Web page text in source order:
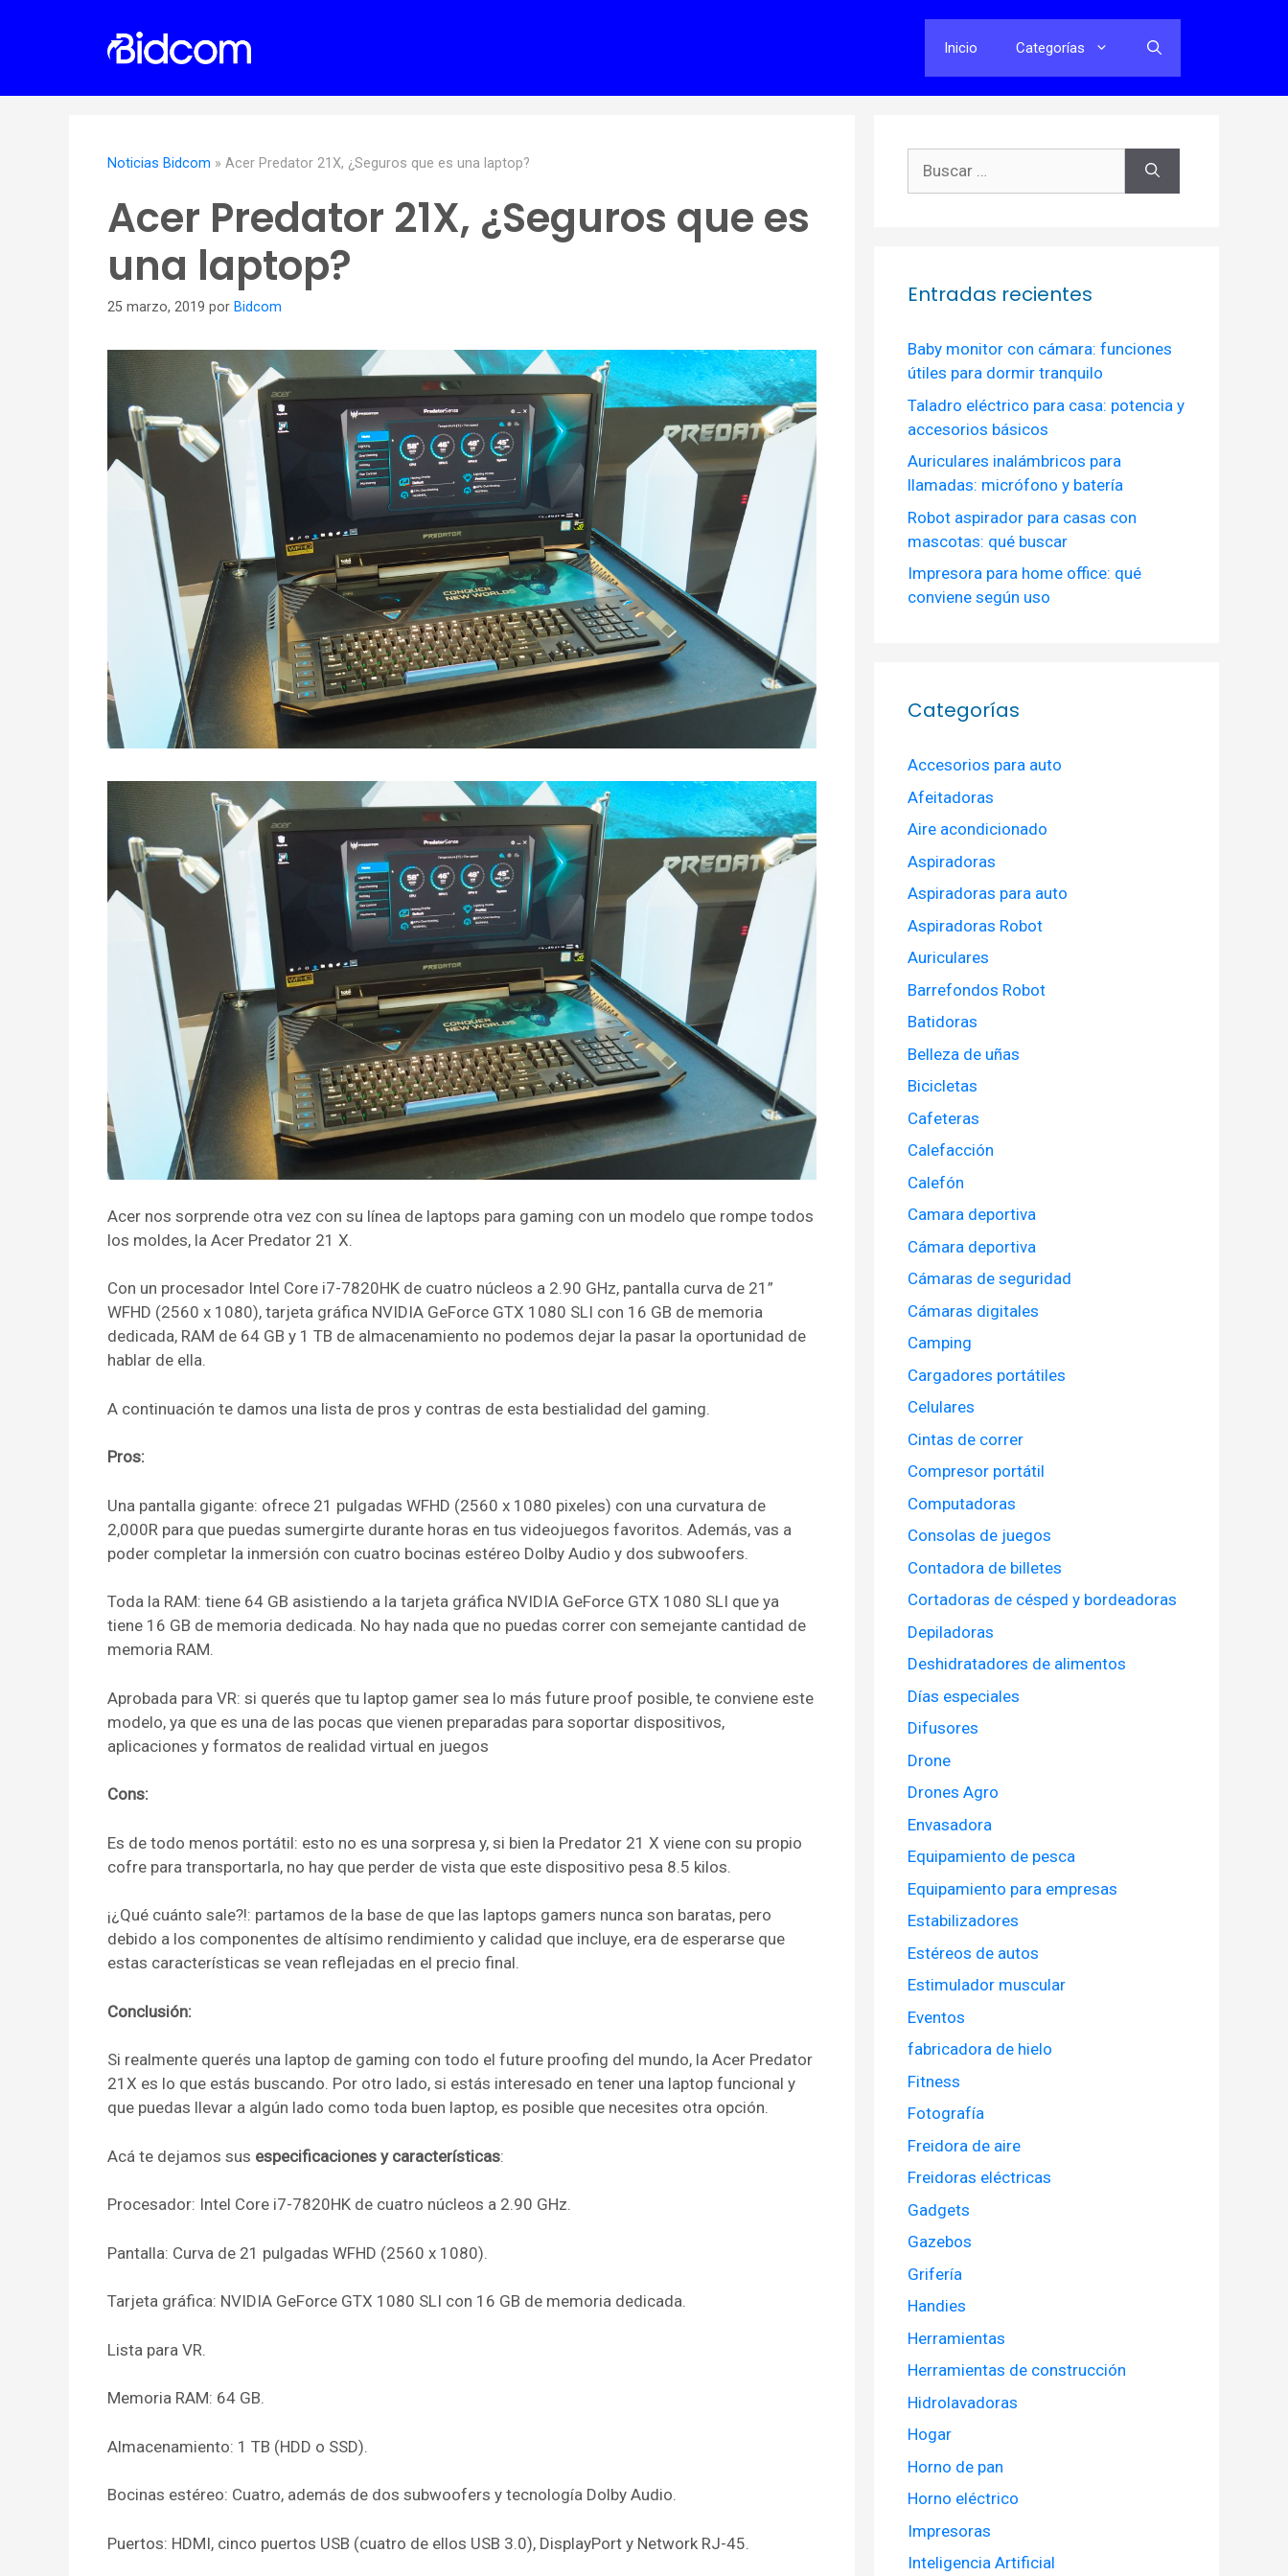
Inicio Categorías
Noticias Bidcom » Acer Predator 21X, ¿Seguros que es una laptop?
Acer Predator 21X, ¿Seguros que es
una laptop?
25 marzo, 2019 por Bidcom
Acer nos sorprende otra vez con su línea de laptops para gaming con un modelo que rompe todos
los moldes, la Acer Predator 21 X.
Con un procesador Intel Core i7-7820HK de cuatro núcleos a 2.90 GHz, pantalla curva de 21”
WFHD (2560 x 1080), tarjeta gráfica NVIDIA GeForce GTX 1080 SLI con 16 GB de memoria
dedicada, RAM de 64 GB y 1 TB de almacenamiento no podemos dejar la pasar la oportunidad de
hablar de ella.
A continuación te damos una lista de pros y contras de esta bestialidad del gaming.
Pros:
Una pantalla gigante: ofrece 21 pulgadas WFHD (2560 x 1080 pixeles) con una curvatura de
2,000R para que puedas sumergirte durante horas en tus videojuegos favoritos. Además, vas a
poder completar la inmersión con cuatro bocinas estéreo Dolby Audio y dos subwoofers.
Toda la RAM: tiene 64 GB asistiendo a la tarjeta gráfica NVIDIA GeForce GTX 1080 SLI que ya
tiene 16 GB de memoria dedicada. No hay nada que no puedas correr con semejante cantidad de
memoria RAM.
Aprobada para VR: si querés que tu laptop gamer sea lo más future proof posible, te conviene este
modelo, ya que es una de las pocas que vienen preparadas para soportar dispositivos,
aplicaciones y formatos de realidad virtual en juegos
Cons:
Es de todo menos portátil: esto no es una sorpresa y, si bien la Predator 21 X viene con su propio
cofre para transportarla, no hay que perder de vista que este dispositivo pesa 8.5 kilos.
¡¿Qué cuánto sale?!: partamos de la base de que las laptops gamers nunca son baratas, pero
debido a los componentes de altísimo rendimiento y calidad que incluye, era de esperarse que
estas características se vean reflejadas en el precio final.
Conclusión:
Si realmente querés una laptop de gaming con todo el future proofing del mundo, la Acer Predator
21X es lo que estás buscando. Por otro lado, si estás interesado en tener una laptop funcional y
que puedas llevar a algún lado como toda buen laptop, es posible que necesites otra opción.
Acá te dejamos sus especificaciones y características:
Procesador: Intel Core i7-7820HK de cuatro núcleos a 2.90 GHz.
Pantalla: Curva de 21 pulgadas WFHD (2560 x 1080).
Tarjeta gráfica: NVIDIA GeForce GTX 1080 SLI con 16 GB de memoria dedicada.
Lista para VR.
Memoria RAM: 64 GB.
Almacenamiento: 1 TB (HDD o SSD).
Bocinas estéreo: Cuatro, además de dos subwoofers y tecnología Dolby Audio.
Puertos: HDMI, cinco puertos USB (cuatro de ellos USB 3.0), DisplayPort y Network RJ-45.
Entradas recientes
Baby monitor con cámara: funciones
útiles para dormir tranquilo
Taladro eléctrico para casa: potencia y
accesorios básicos
Auriculares inalámbricos para
llamadas: micrófono y batería
Robot aspirador para casas con
mascotas: qué buscar
Impresora para home office: qué
conviene según uso
Categorías
Accesorios para auto
Afeitadoras
Aire acondicionado
Aspiradoras
Aspiradoras para auto
Aspiradoras Robot
Auriculares
Barrefondos Robot
Batidoras
Belleza de uñas
Bicicletas
Cafeteras
Calefacción
Calefón
Camara deportiva
Cámara deportiva
Cámaras de seguridad
Cámaras digitales
Camping
Cargadores portátiles
Celulares
Cintas de correr
Compresor portátil
Computadoras
Consolas de juegos
Contadora de billetes
Cortadoras de césped y bordeadoras
Depiladoras
Deshidratadores de alimentos
Días especiales
Difusores
Drone
Drones Agro
Envasadora
Equipamiento de pesca
Equipamiento para empresas
Estabilizadores
Estéreos de autos
Estimulador muscular
Eventos
fabricadora de hielo
Fitness
Fotografía
Freidora de aire
Freidoras eléctricas
Gadgets
Gazebos
Grifería
Handies
Herramientas
Herramientas de construcción
Hidrolavadoras
Hogar
Horno de pan
Horno eléctrico
Impresoras
Inteligencia Artificial